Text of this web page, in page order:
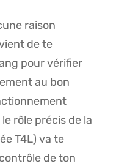
raison
de te
pour vérifier
au bon
rôle précis de la
T4L) va te
de ton